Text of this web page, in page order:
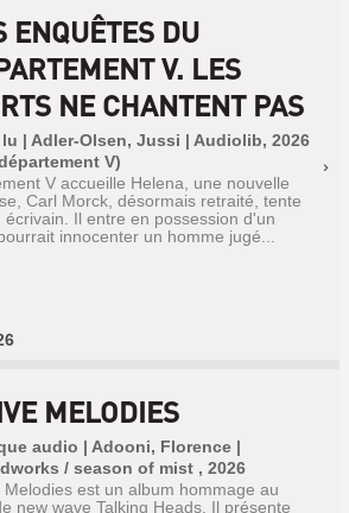
ENQUÊTES DU
V. LES
NE CHANTENT PAS
| Adler-Olsen, Jussi | Audiolib, 2026
V)
V accueille Helena, une nouvelle
Carl Morck, désormais retraité, tente
Il entre en possession d'un
innocenter un homme jugé...
MELODIES
audio | Adooni, Florence |
/ season of mist , 2026
Melodies est un album hommage au
new wave Talking Heads. Il présente